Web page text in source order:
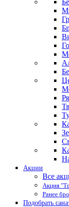
Акции
Все
Акция
Ранее
Подобрать